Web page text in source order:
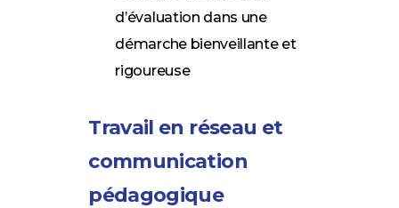
d’évaluation dans une
démarche bienveillante et
rigoureuse
Travail en réseau et
communication
pédagogique